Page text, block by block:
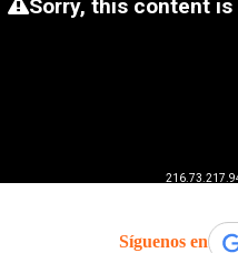
Síguenos en